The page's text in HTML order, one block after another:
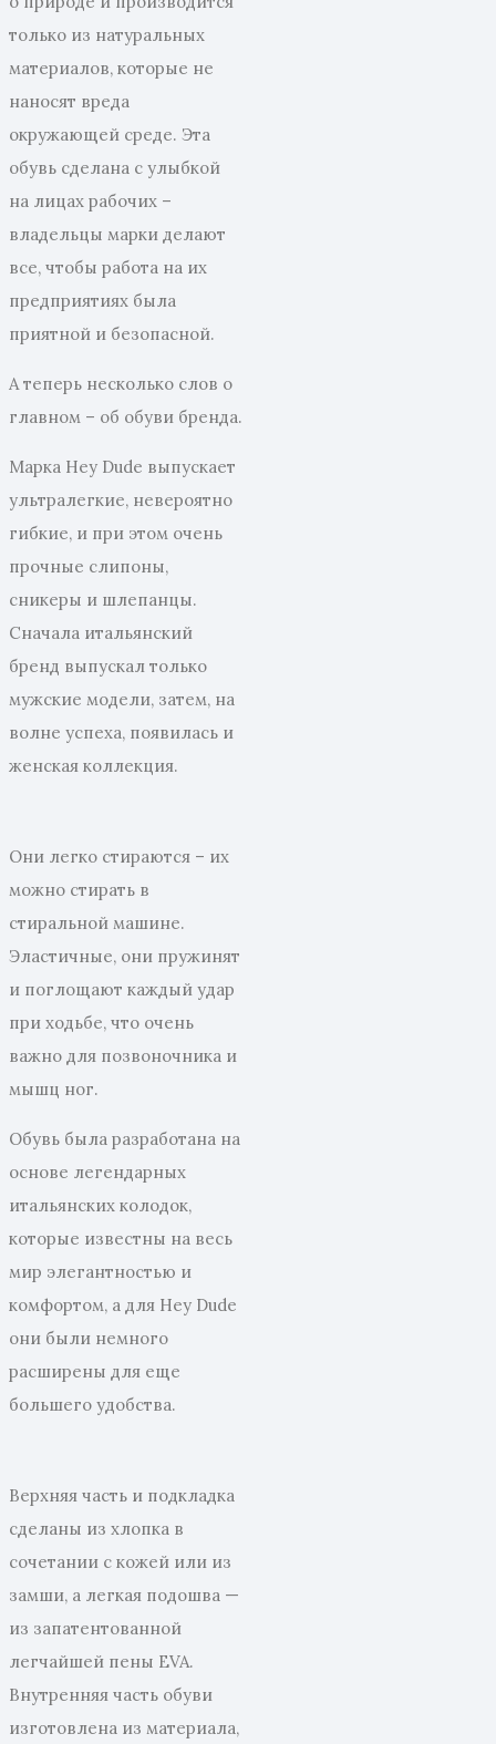
только из натуральных
материалов, которые не
наносят вреда
окружающей среде. Эта
обувь сделана с улыбкой
на лицах рабочих –
владельцы марки делают
все, чтобы работа на их
предприятиях была
приятной и безопасной.
А теперь несколько слов о
главном – об обуви бренда.
Марка Hey Dude выпускает
ультралегкие, невероятно
гибкие, и при этом очень
прочные слипоны,
сникеры и шлепанцы.
Сначала итальянский
бренд выпускал только
мужские модели, затем, на
волне успеха, появилась и
женская коллекция.
Они легко стираются – их
можно стирать в
стиральной машине.
Эластичные, они пружинят
и поглощают каждый удар
при ходьбе, что очень
важно для позвоночника и
мышц ног.
Обувь была разработана на
основе легендарных
итальянских колодок,
которые известны на весь
мир элегантностью и
комфортом, а для Hey Dude
они были немного
расширены для еще
большего удобства.
Верхняя часть и подкладка
сделаны из хлопка в
сочетании с кожей или из
замши, а легкая подошва —
из запатентованной
легчайшей пены EVA.
Внутренняя часть обуви
изготовлена ​​из материала,